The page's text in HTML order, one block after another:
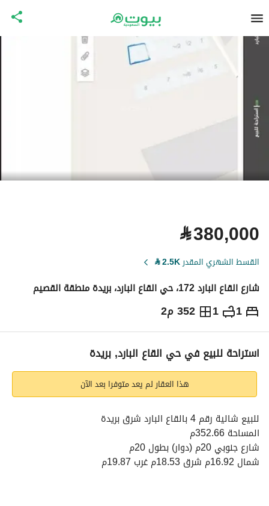
⃁380,000
القسط الشهري المقدر2.5K
⃁
شارع القاع البارد 172، حي القاع البارد، بريدة منطقة القصيم
1
1 352 م2 ⃁
380,000
التفاصيل معلومات ترخيص الإعلان
استراحة للبيع في حي القاع البارد, بريدة
هذا العقار لم يعد متوفرا بعد الآن
للبيع شالية رقم 4 بالقاع البارد شرق بريدة
المساحة 352.66م
شارع جنوبي 20م (دوار) بطول 20م
شمال 16.92م شرق 18.53م غرب 19.87م